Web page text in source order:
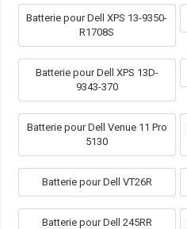
Batterie pour Dell XPS 13-9350-
R1708S
Batterie pour Dell XPS 13D-
9343-370
Batterie pour Dell Venue 11 Pro
5130
Batterie pour Dell VT26R
Batterie pour Dell 245RR